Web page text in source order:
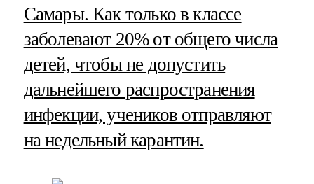
Самары. Как только в классе
заболевают 20% от общего числа
детей, чтобы не допустить
дальнейшего распространения
инфекции, учеников отправляют
на недельный карантин.